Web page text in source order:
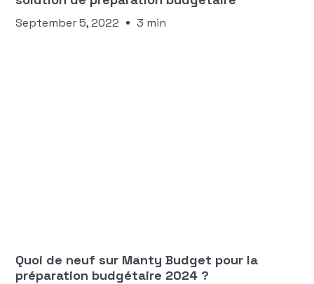
September 5, 2022 3 min
Quoi de neuf sur Manty Budget pour la
préparation budgétaire 2024 ?